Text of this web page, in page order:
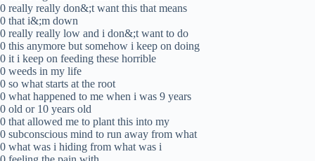
0 really really don&;t want this that means
0 that i&;m down
0 really really low and i don&;t want to do
0 this anymore but somehow i keep on doing
0 it i keep on feeding these horrible
0 weeds in my life
0 so what starts at the root
0 what happened to me when i was 9 years
0 old or 10 years old
0 that allowed me to plant this into my
0 subconscious mind to run away from what
0 what was i hiding from what was i